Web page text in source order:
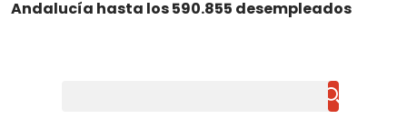
Andalucía hasta los 590.855 desempleados